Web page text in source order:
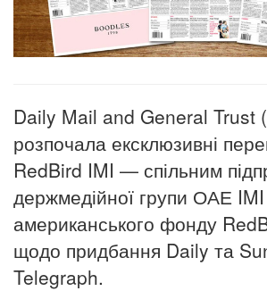
Daily Mail and General Trust
розпочала ексклюзивні
RedBird IMI — спільним
держмедійної групи ОАЕ
американського фонду
щодо придбання Daily та
Telegraph.